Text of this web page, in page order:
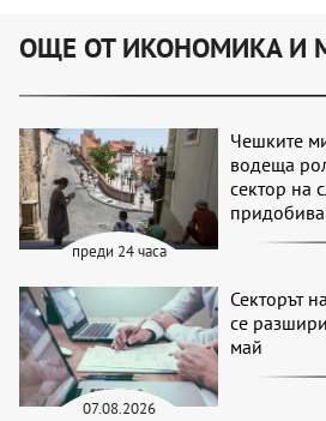
ОЩЕ ОТ ИКОНОМИКА И
преди 24 часа
Чешките
водеща
сектор на
07.08.2026
Секторът
се
май